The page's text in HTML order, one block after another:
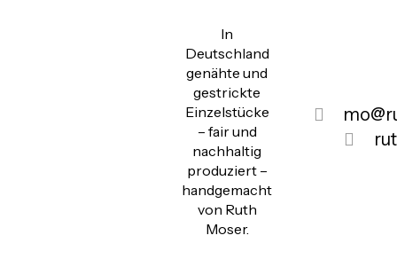
In
Deutschland
genähte und
gestrickte
Einzelstücke
– fair und
nachhaltig
produziert –
handgemacht
von Ruth
Moser.